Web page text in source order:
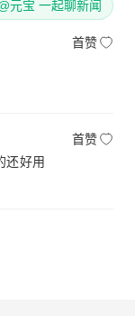
元宝 一起聊新闻
首赞
首赞
还好用